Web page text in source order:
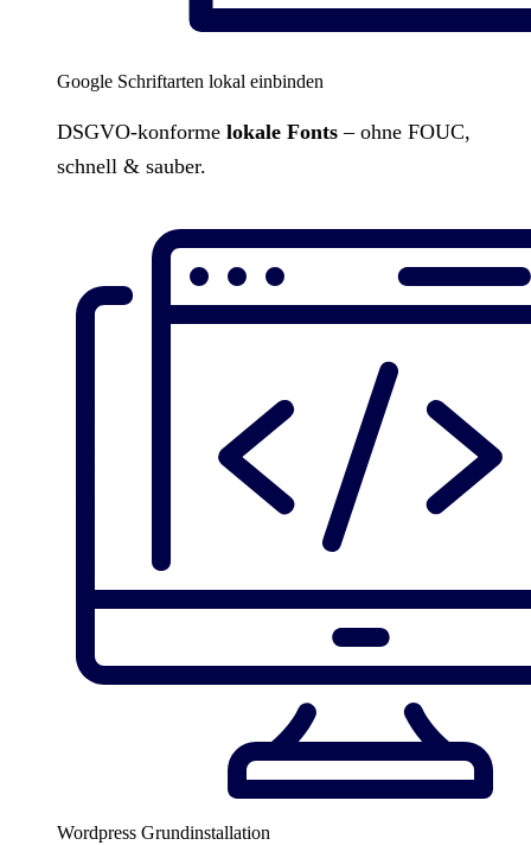
Google Schriftarten lokal einbinden
DSGVO-konforme lokale Fonts – ohne FOUC,
schnell & sauber.
Wordpress Grundinstallation